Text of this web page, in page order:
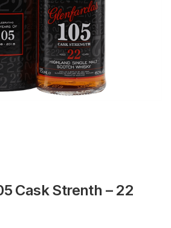
Cask Strenth – 22